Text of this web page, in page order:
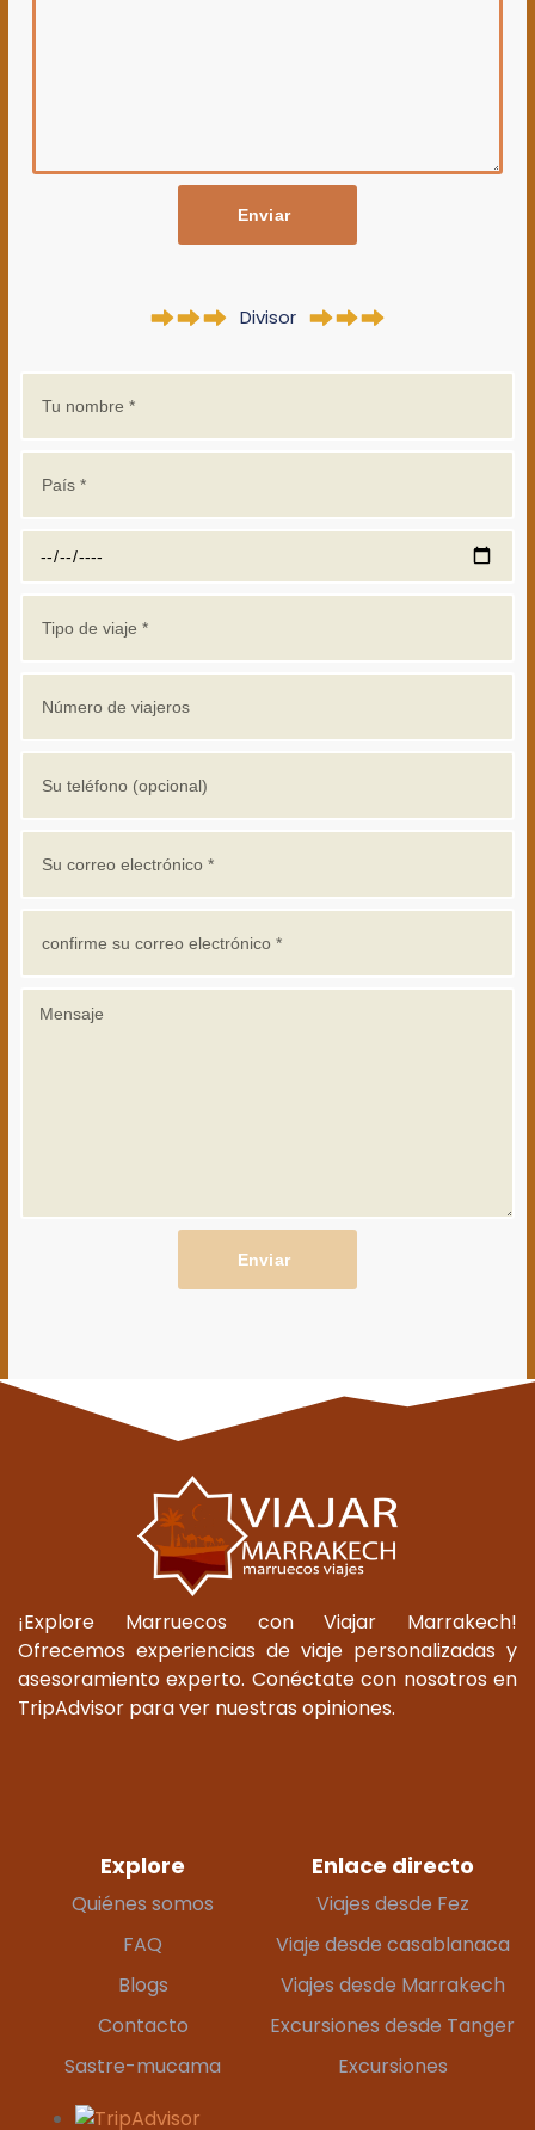
Enviar
Divisor
Enviar
¡Explore Marruecos con Viajar Marrakech!
Ofrecemos experiencias de viaje personalizadas y
asesoramiento experto. Conéctate con nosotros en
TripAdvisor para ver nuestras opiniones.
Explore
Quiénes somos
FAQ
Blogs
Contacto
Sastre-mucama
Enlace directo
Viajes desde Fez
Viaje desde casablanaca
Viajes desde Marrakech
Excursiones desde Tanger
Excursiones